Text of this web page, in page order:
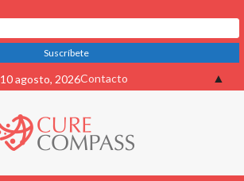
10 agosto, 2026Contacto ▲